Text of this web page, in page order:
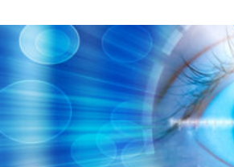
to
contentvinivida.lk